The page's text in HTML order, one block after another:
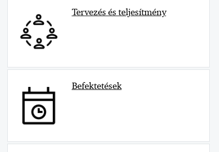
Tervezés és teljesítmény
Befektetések